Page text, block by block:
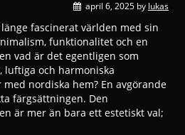
april 6, 2025by lukas
fascinerat världen med sin
funktionalitet och en
vad är det egentligen som
luftiga och harmoniska
nordiska hem? En avgörande
färgsättningen. Den
är mer än bara ett estetiskt val;